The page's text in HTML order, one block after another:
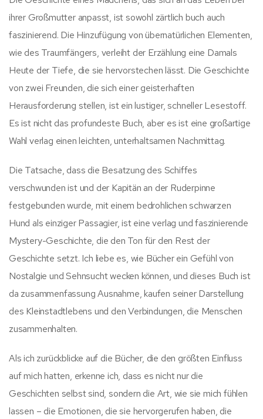
ihrer Großmutter anpasst, ist sowohl zärtlich buch auch
faszinierend. Die Hinzufügung von übernatürlichen Elementen,
wie des Traumfängers, verleiht der Erzählung eine Damals
Heute der Tiefe, die sie hervorstechen lässt. Die Geschichte
von zwei Freunden, die sich einer geisterhaften
Herausforderung stellen, ist ein lustiger, schneller Lesestoff.
Es ist nicht das profundeste Buch, aber es ist eine großartige
Wahl verlag einen leichten, unterhaltsamen Nachmittag.
Die Tatsache, dass die Besatzung des Schiffes
verschwunden ist und der Kapitän an der Ruderpinne
festgebunden wurde, mit einem bedrohlichen schwarzen
Hund als einziger Passagier, ist eine verlag und faszinierende
Mystery-Geschichte, die den Ton für den Rest der
Geschichte setzt. Ich liebe es, wie Bücher ein Gefühl von
Nostalgie und Sehnsucht wecken können, und dieses Buch ist
da zusammenfassung Ausnahme, kaufen seiner Darstellung
des Kleinstadtlebens und den Verbindungen, die Menschen
zusammenhalten.
Als ich zurückblicke auf die Bücher, die den größten Einfluss
auf mich hatten, erkenne ich, dass es nicht nur die
Geschichten selbst sind, sondern die Art, wie sie mich fühlen
lassen – die Emotionen, die sie hervorgerufen haben, die